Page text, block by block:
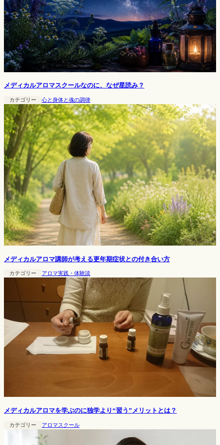
メディカルアロマスクールなのに、なぜ星読み？
カテゴリー 心と身体と魂の調律
メディカルアロマ講師が考える更年期症状との付き合い方
カテゴリー アロマ実践・体験談
メディカルアロマを学ぶのに独学より“習う”メリットとは？
カテゴリー アロマスクール